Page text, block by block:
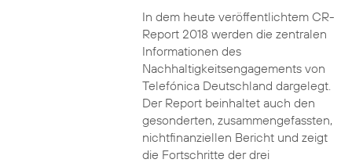
In dem heute veröffentlichtem CR-
Report 2018 werden die zentralen
Informationen des
Nachhaltigkeitsengagements von
Telefónica Deutschland dargelegt.
Der Report beinhaltet auch den
gesonderten, zusammengefassten,
nichtfinanziellen Bericht und zeigt
die Fortschritte der drei